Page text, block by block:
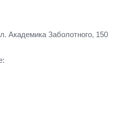
Академика Заболотного, 150